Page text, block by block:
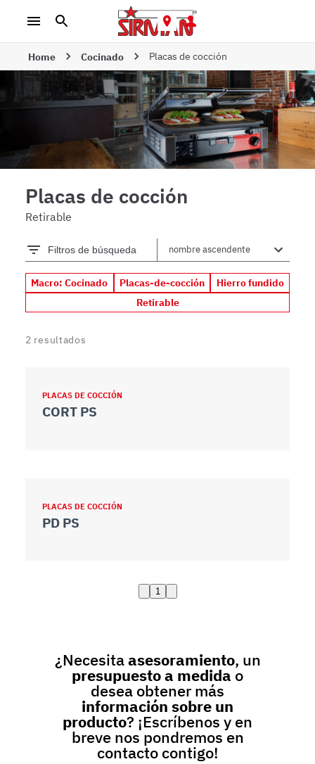
Home Cocinado Placas de cocción
Placas de cocción
Retirable
Filtros de búsqueda
Macro: Cocinado Placas-de-cocción
Hierro fundido
Retirable
2 resultados
PLACAS DE COCCIÓN
CORT PS
PLACAS DE COCCIÓN
PD PS
1
¿Necesitaasesoramiento, un
presupuesto a medida o
desea obtener más
información sobre un
producto? ¡Escríbenos y en
breve nos pondremos en
contacto contigo!